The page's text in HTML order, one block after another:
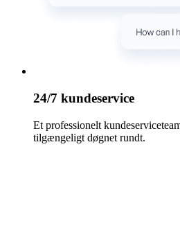
24/7 kundeservice
Et professionelt
tilgængeligt døgnet rundt.